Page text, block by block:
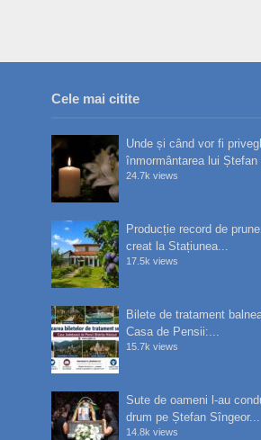
Cele mai citite
Unde și când vor fi
înmormântarea lui Ștefan
24.7k views
Producție record de
creat la Stațiunea...
17.5k views
Bilete de tratament
Casa de Pensii:...
15.7k views
Sute de oameni l-au
drum pe Ștefan Sîngeor...
14.8k views